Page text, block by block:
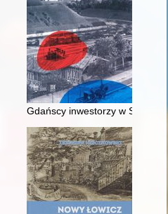
z rodu Ślązaka
Gdańscy inwestorzy w